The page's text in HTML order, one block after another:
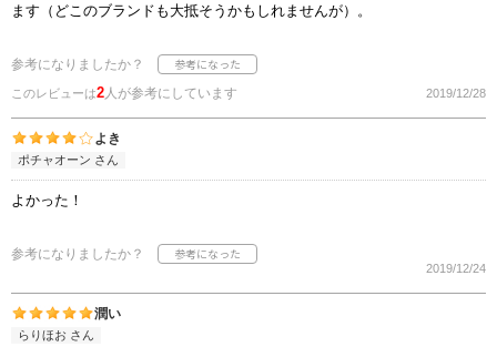
ます（どこのブランドも大抵そうかもしれませんが）。
参考になりましたか？
このレビューは2人が参考にしています 2019/12/28
よき
ポチャオーン さん
よかった！
参考になりましたか？
2019/12/24
潤い
らりほお さん